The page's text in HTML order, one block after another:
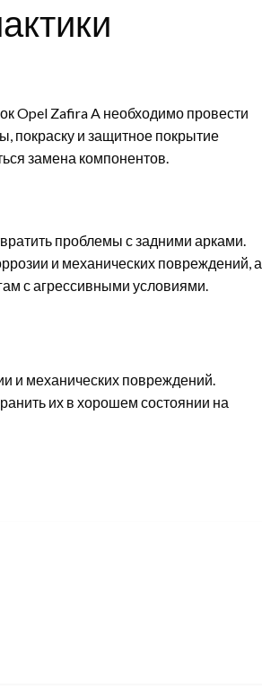
Opel Zafira A необходимо провести
покраску и защитное покрытие
замена компонентов.
проблемы с задними арками.
и механических повреждений, а
с агрессивными условиями.
и механических повреждений.
их в хорошем состоянии на